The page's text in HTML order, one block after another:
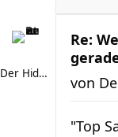
Der Hiddestorfer
Re:
von
"Top